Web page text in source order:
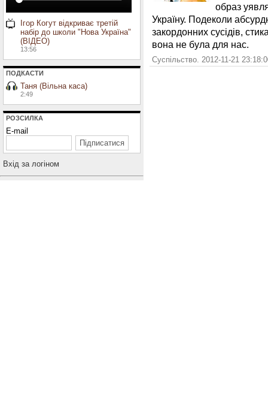
Ігор Когут відкриває третій
набір до школи "Нова Україна"
(ВІДЕО)
13:56
ПОДКАСТИ
Таня (Вільна каса)
2:49
РОЗСИЛКА
E-mail
Вхiд за логiном
образ
Україну. Подеколи
закордонних сусідів,
вона не була для нас.
Суспільство. 2012-11-21